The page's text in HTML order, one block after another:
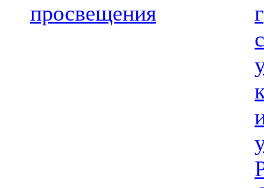
просвещения